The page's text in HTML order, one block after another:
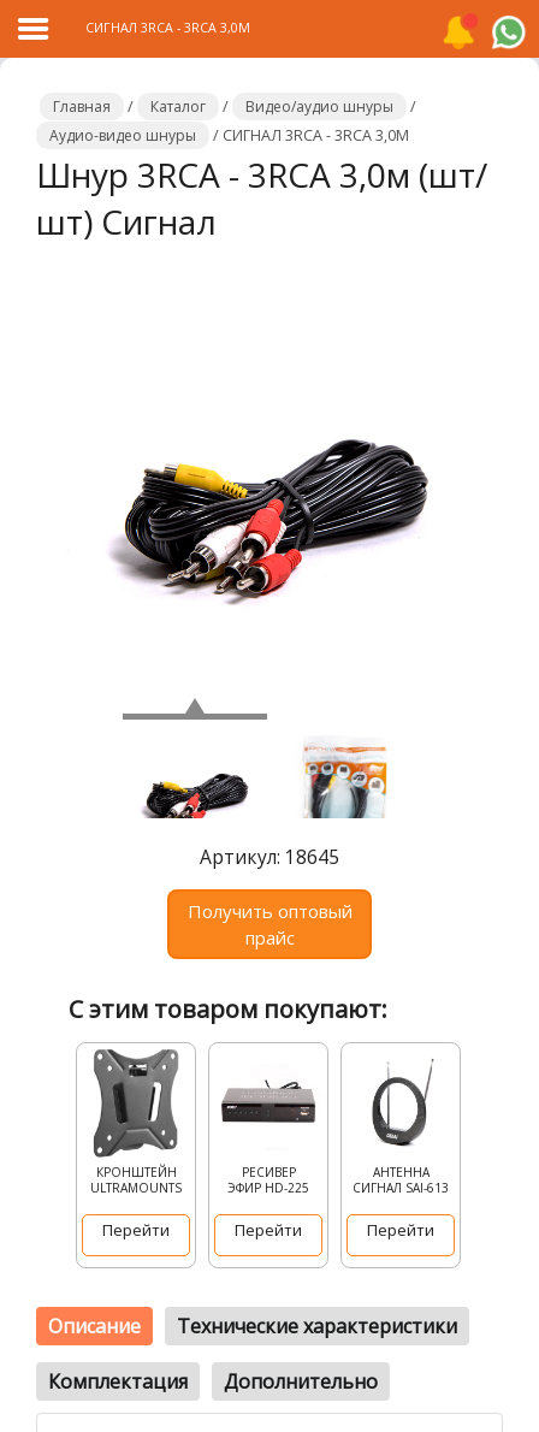
Главная
Каталог
СИГНАЛ 3RCA - 3RCA 3,0М
Главная / Каталог / Видео/аудио шнуры
/
Аудио-видео шнуры
/ СИГНАЛ 3RCA - 3RCA 3,0М
Шнур 3RCA - 3RCA 3,0м (шт/
шт) Сигнал
Артикул: 18645
Получить оптовый
прайс
С этим товаром покупают:
КРОНШТЕЙН
ULTRAMOUNTS
Перейти
РЕСИВЕР
ЭФИР HD-225
Перейти
АНТЕННА
СИГНАЛ SAI-613
Перейти
Описание Технические характеристики
Комплектация Дополнительно